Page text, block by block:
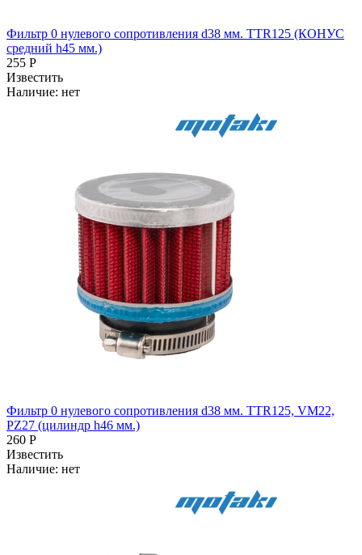
Фильтр 0 нулевого сопротивления d38 мм. TTR125 (КОНУС
средний h45 мм.)
255 Р
Известить
Наличие: нет
Фильтр 0 нулевого сопротивления d38 мм. TTR125, VM22,
PZ27 (цилиндр h46 мм.)
260 Р
Известить
Наличие: нет